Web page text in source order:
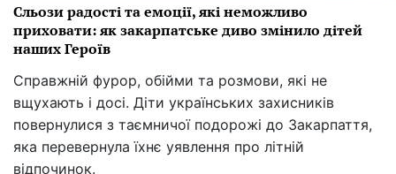
Сльози радості та емоції, які неможливо
приховати: як закарпатське диво змінило дітей
наших Героїв
Справжній фурор, обійми та розмови, які не
вщухають і досі. Діти українських захисників
повернулися з таємничої подорожі до Закарпаття,
яка перевернула їхнє уявлення про літній
відпочинок.